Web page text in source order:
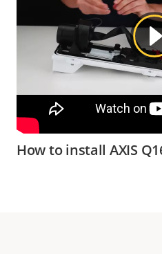
How to install AXIS